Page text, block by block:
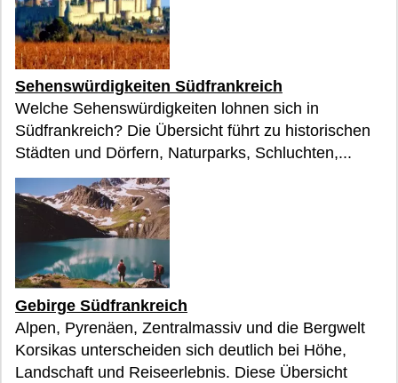
Sehenswürdigkeiten Südfrankreich
Welche Sehenswürdigkeiten lohnen sich in
Südfrankreich? Die Übersicht führt zu historischen
Städten und Dörfern, Naturparks, Schluchten,...
Gebirge Südfrankreich
Alpen, Pyrenäen, Zentralmassiv und die Bergwelt
Korsikas unterscheiden sich deutlich bei Höhe,
Landschaft und Reiseerlebnis. Diese Übersicht